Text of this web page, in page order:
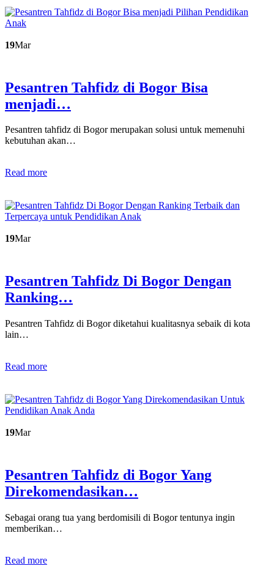
19Mar
Pesantren Tahfidz di Bogor Bisa
menjadi…
Pesantren tahfidz di Bogor merupakan solusi untuk memenuhi
kebutuhan akan…
Read more
19Mar
Pesantren Tahfidz Di Bogor Dengan
Ranking…
Pesantren Tahfidz di Bogor diketahui kualitasnya sebaik di kota
lain…
Read more
19Mar
Pesantren Tahfidz di Bogor Yang
Direkomendasikan…
Sebagai orang tua yang berdomisili di Bogor tentunya ingin
memberikan…
Read more